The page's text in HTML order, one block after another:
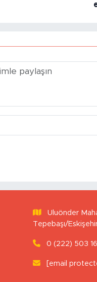
Uluönder
Tepebaşı/
0 (222) 503
[email